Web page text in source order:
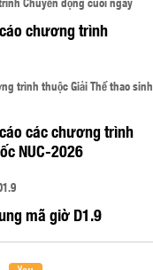
chương trình
các chương trình
NUC-2026
mã giờ D1.9